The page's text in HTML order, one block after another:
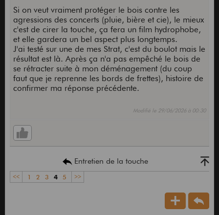
Si on veut vraiment protéger le bois contre les
agressions des concerts (pluie, bière et cie), le mieux
c'est de cirer la touche, ça fera un film hydrophobe,
et elle gardera un bel aspect plus longtemps.
J'ai testé sur une de mes Strat, c'est du boulot mais le
résultat est là. Après ça n'a pas empêché le bois de
se rétracter suite à mon déménagement (du coup
faut que je reprenne les bords de frettes), histoire de
confirmer ma réponse précédente.
Modifié le 29/06/2026 à 00:30
Entretien de la touche
<< 1 2 3 4 5 >>